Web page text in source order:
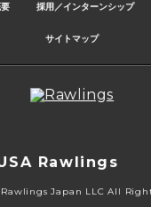
採用／インターンシップ
サイトマップ
Rawlings
Japan LLC All